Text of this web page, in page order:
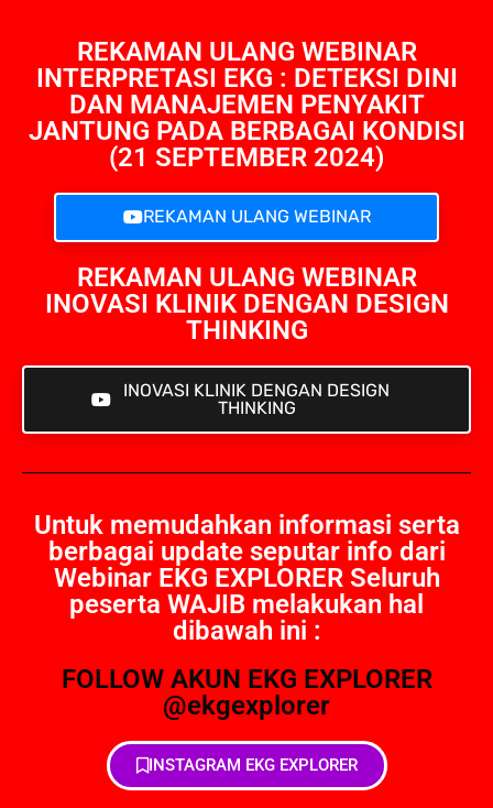
REKAMAN ULANG WEBINAR
INTERPRETASI EKG : DETEKSI DINI
DAN MANAJEMEN PENYAKIT
JANTUNG PADA BERBAGAI KONDISI
(21 SEPTEMBER 2024)
REKAMAN ULANG WEBINAR
REKAMAN ULANG WEBINAR
INOVASI KLINIK DENGAN DESIGN
THINKING
INOVASI KLINIK DENGAN DESIGN
THINKING
Untuk memudahkan informasi serta
berbagai update seputar info dari
Webinar EKG EXPLORER Seluruh
peserta WAJIB melakukan hal
dibawah ini :
FOLLOW AKUN EKG EXPLORER
@ekgexplorer
INSTAGRAM EKG EXPLORER